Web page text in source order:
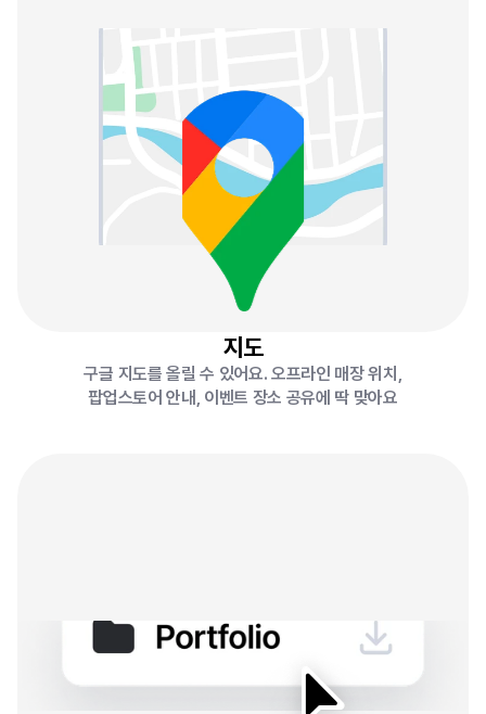
지도
구글 지도를 올릴 수 있어요. 오프라인 매장 위치,
팝업스토어 안내, 이벤트 장소 공유에 딱 맞아요